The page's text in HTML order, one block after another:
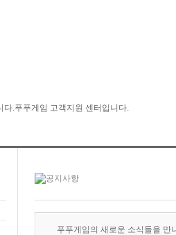
푸푸게임의 새로운 소식들을 만